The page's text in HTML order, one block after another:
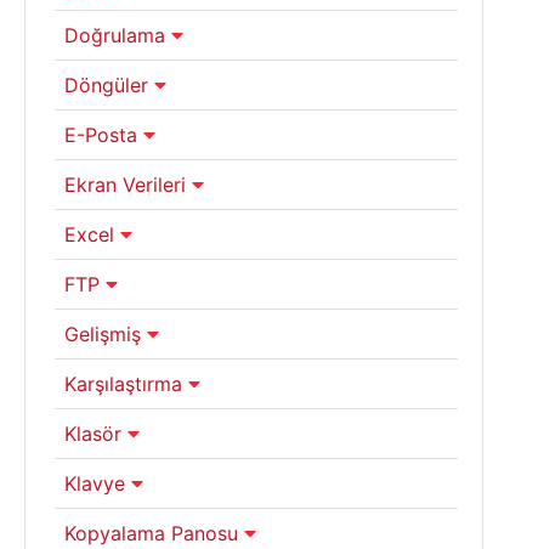
Doğrulama
Döngüler
E-Posta
Ekran Verileri
Excel
FTP
Gelişmiş
Karşılaştırma
Klasör
Klavye
Kopyalama Panosu